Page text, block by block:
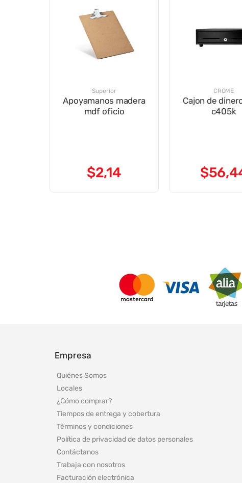
Superior
Apoyamanos madera
mdf oficio
$2,14
CROME
Cajon de
c405k
$56,
Empresa
Quiénes Somos
Locales
¿Cómo comprar?
Tiempos de entrega y cobertura
Términos y condiciones
Política de privacidad de datos personales
Contáctanos
Trabaja con nosotros
Facturación electrónica